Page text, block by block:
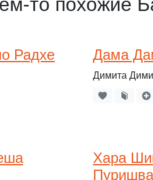
Радхе
Дама
Димита
Хара